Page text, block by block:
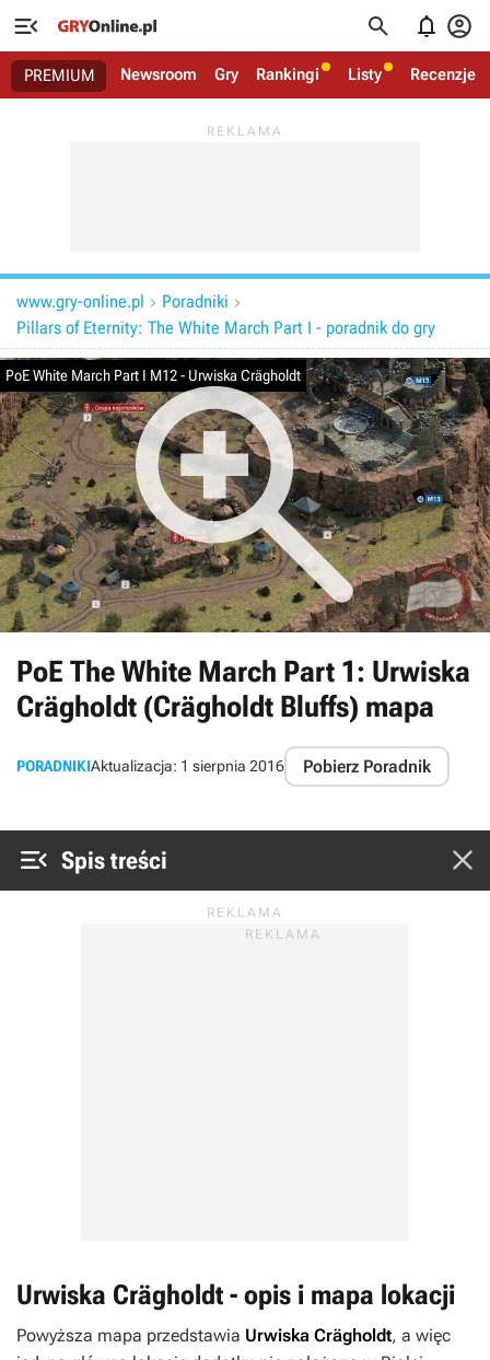
   
PREMIUM Newsroom Gry Rankingi Listy Recenzje
www.gry-online.pl  Poradniki 
Pillars of Eternity: The White March Part I - poradnik do gry
PoE White March Part I M12 - Urwiska Crägholdt
PoE The White March Part 1: Urwiska
Crägholdt (Crägholdt Bluffs) mapa
PORADNIKIAktualizacja: 1 sierpnia 2016 Pobierz Poradnik
 Spis treści 
Urwiska Crägholdt - opis i mapa lokacji
Powyższa mapa przedstawia Urwiska Crägholdt, a więc